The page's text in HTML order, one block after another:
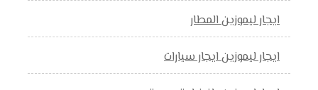
ايجار ليموزين المطار
ايجار ليموزين ايجار سيارات